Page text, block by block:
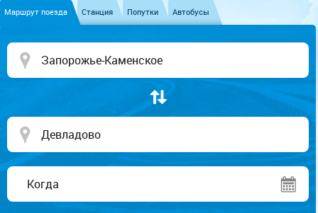
Маршрут поезда Станция Попутки Автобусы